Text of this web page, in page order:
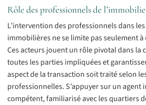
Rôle des professionnels de
L’intervention des professionnels dans
immobilières ne se limite pas seulement
Ces acteurs jouent un rôle pivotal dans la
toutes les parties impliquées et
aspect de la transaction soit traité selon
professionnelles. S’appuyer sur un agent
compétent, familiarisé avec les quartiers